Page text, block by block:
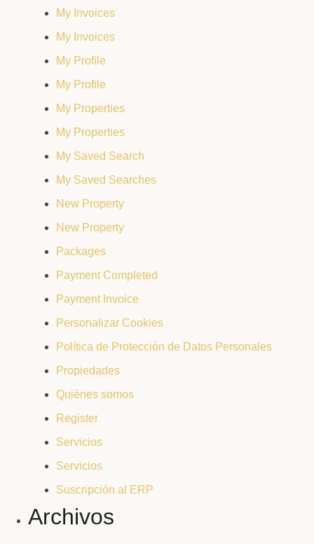
My Invoices
My Invoices
My Profile
My Profile
My Properties
My Properties
My Saved Search
My Saved Searches
New Property
New Property
Packages
Payment Completed
Payment Invoice
Personalizar Cookies
Política de Protección de Datos Personales
Propiedades
Quiénes somos
Register
Servicios
Servicios
Suscripción al ERP
Archivos